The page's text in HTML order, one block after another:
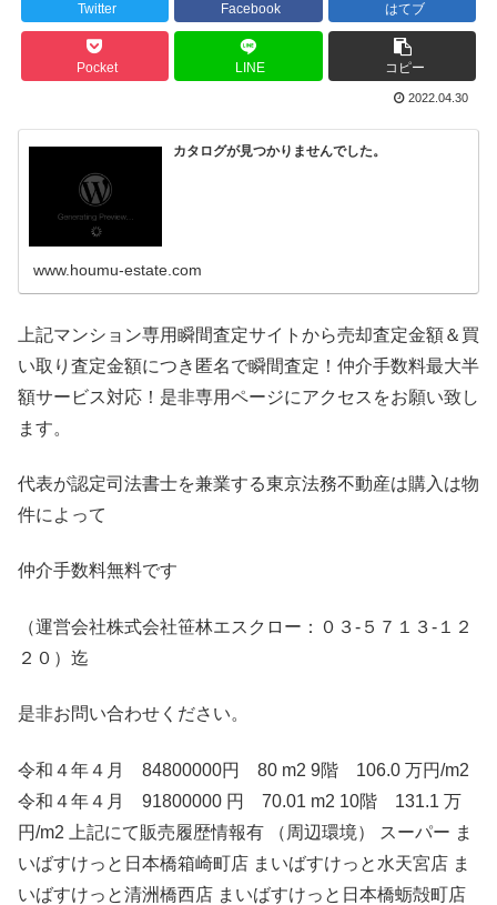
Twitter Facebook はてブ
Pocket LINE コピー
2022.04.30
カタログが見つかりませんでした。
www.houmu-estate.com
上記マンション専用瞬間査定サイトから売却査定金額＆買
い取り査定金額につき匿名で瞬間査定！仲介手数料最大半
額サービス対応！是非専用ページにアクセスをお願い致し
ます。
代表が認定司法書士を兼業する東京法務不動産は購入は物
件によって
仲介手数料無料です
（運営会社株式会社笹林エスクロー：０３-５７１３-１２
２０）迄
是非お問い合わせください。
令和４年４月 84800000円 80 m2 9階 106.0 万円/m2
令和４年４月 91800000 円 70.01 m2 10階 131.1 万
円/m2 上記にて販売履歴情報有 （周辺環境） スーパー ま
いばすけっと日本橋箱崎町店 まいばすけっと水天宮店 ま
いばすけっと清洲橋西店 まいばすけっと日本橋蛎殻町店